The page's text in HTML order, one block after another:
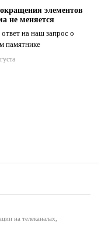
элементов
не меняется
на наш запрос о
памятнике
на телеканалах,